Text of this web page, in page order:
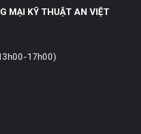
MẠI KỸ THUẬT AN VIỆT
17h00)